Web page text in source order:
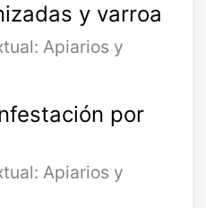
y varroa
Apiarios y
por
Apiarios y